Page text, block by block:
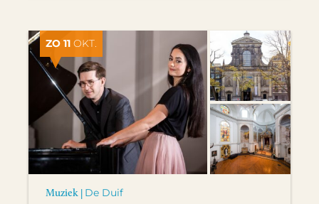
ZO 11 OKT.
Muziek | De Duif